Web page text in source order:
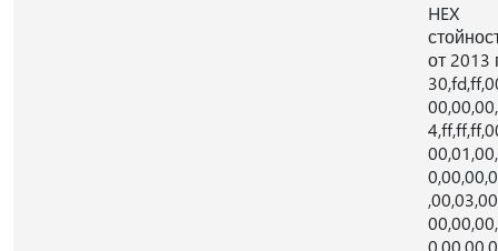
HEX
от 2013